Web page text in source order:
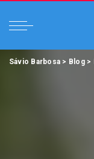
Sávio Barbosa > Blog>